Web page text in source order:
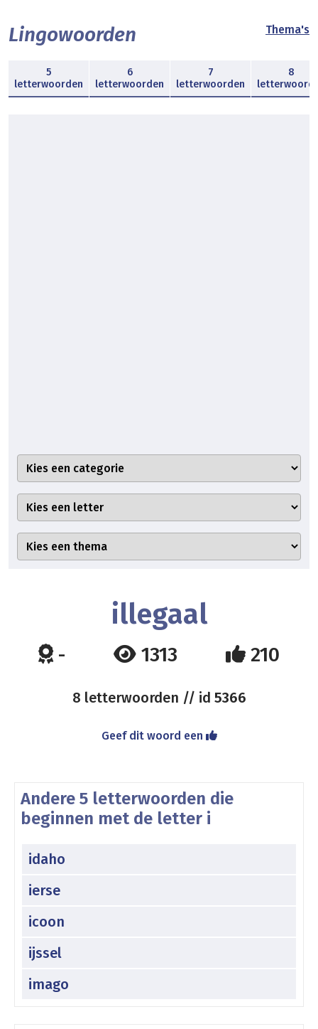
Lingowoorden Thema's
5
letterwoorden
6
letterwoorden
7
letterwoorden
8
illegaal
- 1313 210
8 letterwoorden // id 5366
Geef dit woord een
Andere 5 letterwoorden die
beginnen met de letter i
idaho
ierse
icoon
ijssel
imago